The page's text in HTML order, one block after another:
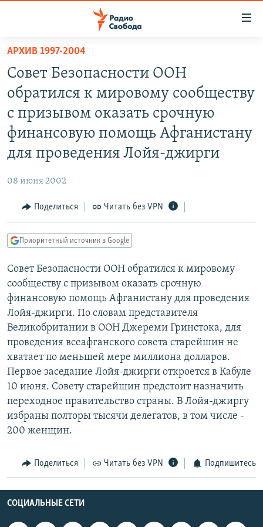
упрощенного
доступа
Вернуться
основному
содержанию
Вернутся
главной
Вернутся
поиску
ПОДКАСТЫ
АВТОРСКИЕ ПРОЕКТЫ
ЦИТАТЫ СВОБОДЫ
МНЕНИЯ
КАВКАЗ.РЕАЛИИ
СЕВЕР.РЕАЛИИ
РАСПИСАНИЕ ВЕЩАНИЯ
ПОДПИШИТЕСЬ НА РАССЫЛКУ
СОЦИАЛЬНЫЕ СЕТИ
Все сайты РСЕ/РС
АРХИВ 1997-2004
Совет Безопасности ООН
обратился к мировому сообществу
с призывом оказать срочную
финансовую помощь Афганистану
для проведения Лойя-джирги
08 июня 2002
Поделиться Читать без VPN
Приоритетный источник в Google
Совет Безопасности ООН обратился к мировому
сообществу с призывом оказать срочную
финансовую помощь Афганистану для проведения
Лойя-джирги. По словам представителя
Великобритании в ООН Джереми Гринстока, для
проведения всеафганского совета старейшин не
хватает по меньшей мере миллиона долларов.
Первое заседание Лойя-джирги откроется в Кабуле
10 июня. Совету старейшин предстоит назначить
переходное правительство страны. В Лойя-джиргу
избраны полторы тысячи делегатов, в том числе -
200 женщин.
Поделиться Читать без VPN Подпишитесь
СОЦИАЛЬНЫЕ СЕТИ